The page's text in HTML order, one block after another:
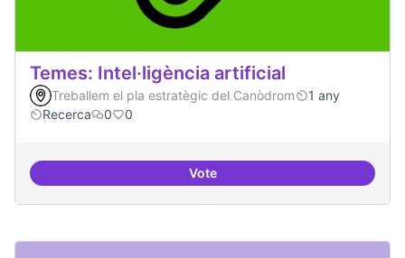
Temes: Intel·ligència artificial
Treballem el pla estratègic del Canòdrom
1 any
Recerca
0 0
VoteTemes: Intel·ligència artificial